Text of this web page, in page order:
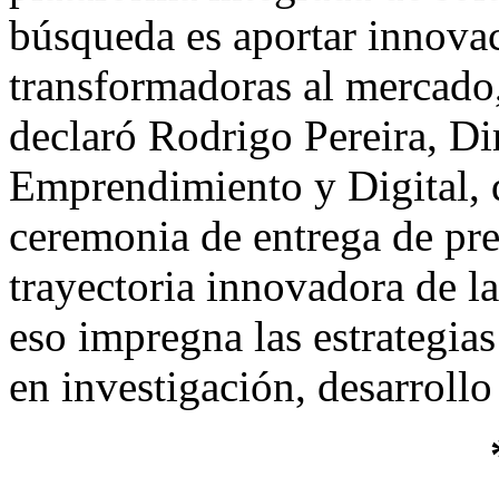
búsqueda es aportar
transformadoras al
declaró Rodrigo Pereira,
Emprendimiento y Digital,
ceremonia de entrega de
trayectoria innovadora de
eso impregna las
en investigación,